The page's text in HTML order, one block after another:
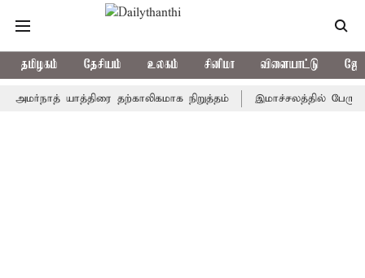
தமிழகம் தேசியம் உலகம் சினிமா விளையாட்டு
யாத்திரை தற்காலிகமாக நிறுத்தம் இமாச்சலத்தில் பேருந்து